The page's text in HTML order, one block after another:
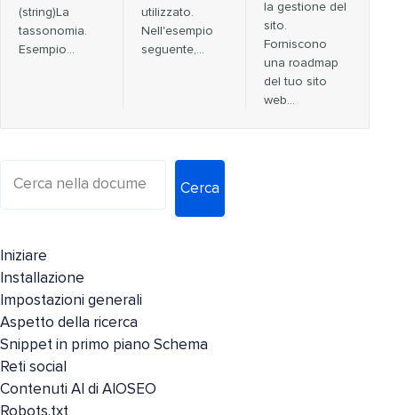
(string)La
tassonomia.
Esempio...
utilizzato.
Nell'esempio
seguente,…
la gestione del
sito.
Forniscono
una roadmap
del tuo sito
web...
Cerca
Iniziare
Installazione
Impostazioni generali
Aspetto della ricerca
Snippet in primo piano Schema
Reti social
Contenuti AI di AIOSEO